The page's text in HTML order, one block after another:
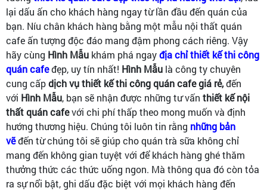
lại dấu ấn cho khách hàng ngay từ lần đầu đến quán của
bạn. Níu chân khách hàng bằng một mẫu nội thất quán
cafe ấn tượng độc đáo mang đậm phong cách riêng. Vậy
hãy cùng Hình Mẫu khám phá ngayđịa chỉ thiết kế thi công
quán cafeđẹp, uy tín nhất! Hình Mẫu là công ty chuyên
cung cấpdịch vụ thiết kế thi công quán cafe giá rẻ,đến
với Hình Mẫu, bạn sẽ nhận được những tư vấn thiết kế nội
thất quán cafevới chi phí thấp theo mong muốn và định
hướng thương hiệu. Chúng tôi luôn tin rằng những bản
vẽđến từ chúng tôi sẽ giúp cho quán trà sữa không chỉ
mang đến không gian tuyệt với để khách hàng ghé thăm
thưởng thức các thức uống ngon. Mà thông qua đó còn tỏa
ra sự nổi bật, ghi dấu đặc biệt với mọi khách hàng đến